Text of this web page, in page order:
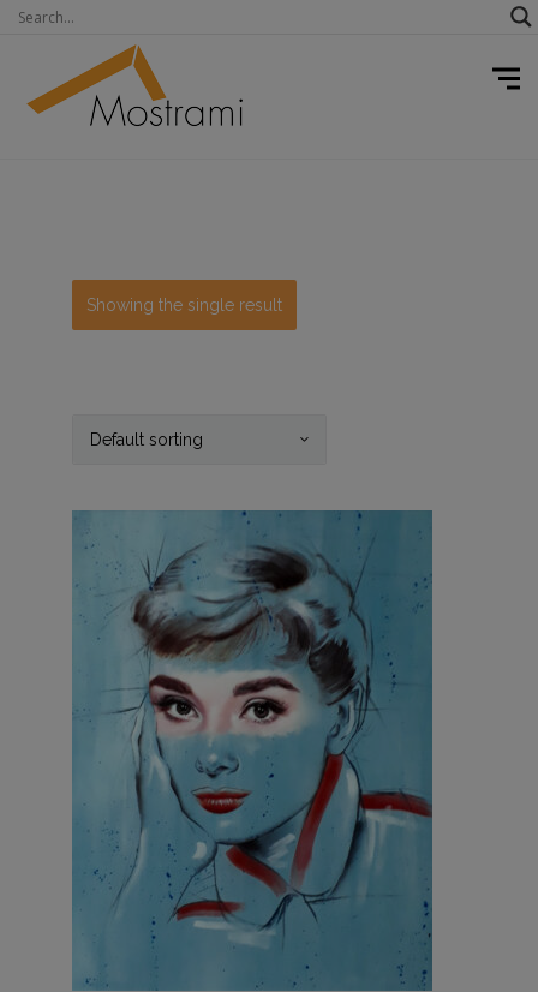
Showing the single result